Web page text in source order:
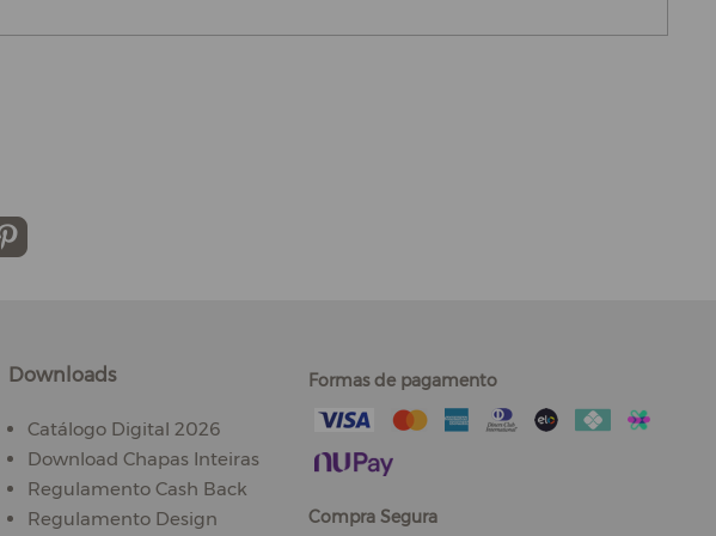
.
Downloads
Catálogo Digital 2026
Download Chapas Inteiras
Regulamento Cash Back
Regulamento Design
Formas de pagamento
Compra Segura